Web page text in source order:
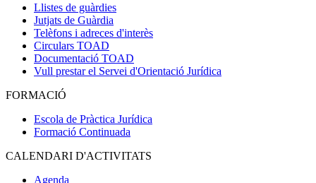
Llistes de guàrdies
Jutjats de Guàrdia
Telèfons i adreces d'interès
Circulars TOAD
Documentació TOAD
Vull prestar el Servei d'Orientació Jurídica
FORMACIÓ
Escola de Pràctica Jurídica
Formació Continuada
CALENDARI D'ACTIVITATS
Agenda